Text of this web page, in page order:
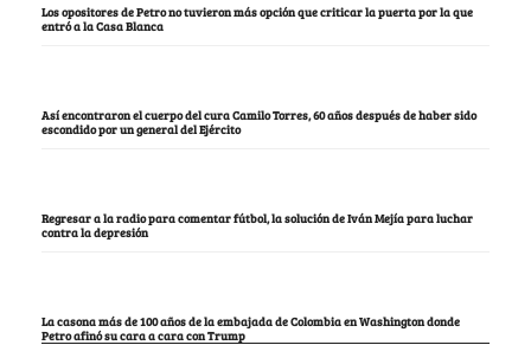
Los opositores de Petro no tuvieron más opción que criticar la puerta por la que
entró a la Casa Blanca
Así encontraron el cuerpo del cura Camilo Torres, 60 años después de haber sido
escondido por un general del Ejército
Regresar a la radio para comentar fútbol, la solución de Iván Mejía para luchar
contra la depresión
La casona más de 100 años de la embajada de Colombia en Washington donde
Petro afinó su cara a cara con Trump